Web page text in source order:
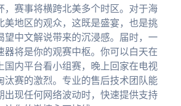
，赛事将横跨北美多个时区。对于海
美地区的观众，这既是盛宴，也是挑
中文解说带来的沉浸感。届时，一
器将是你的观赛中枢。你可以白天在
国内平台看小组赛，晚上回家在电视
汰赛的激烈。专业的售后技术团队能
出现任何网络波动时，快速提供支持